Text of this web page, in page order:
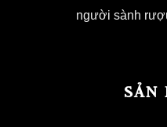
người sành
SẢN